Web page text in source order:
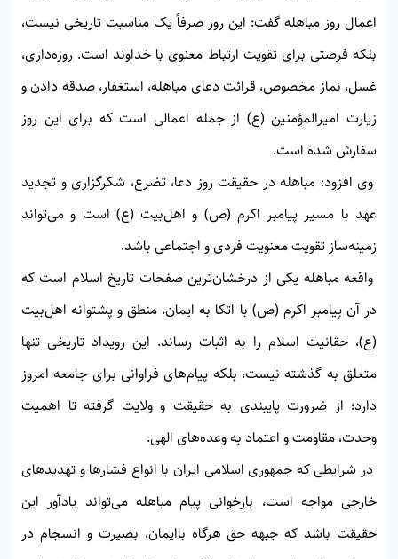
اعمال روز مباهله گفت: این روز صرفاً یک مناسبت تاریخی نیست،
بلکه فرصتی برای تقویت ارتباط معنوی با خداوند است. روزه‌داری،
غسل، نماز مخصوص، قرائت دعای مباهله، استغفار، صدقه دادن و
زیارت امیرالمؤمنین (ع) از جمله اعمالی است که برای این روز
سفارش شده است.
وی افزود: مباهله در حقیقت روز دعا، تضرع، شکرگزاری و تجدید
عهد با مسیر پیامبر اکرم (ص) و اهل‌بیت (ع) است و می‌تواند
زمینه‌ساز تقویت معنویت فردی و اجتماعی باشد.
واقعه مباهله یکی از درخشان‌ترین صفحات تاریخ اسلام است که
در آن پیامبر اکرم (ص) با اتکا به ایمان، منطق و پشتوانه اهل‌بیت
(ع)، حقانیت اسلام را به اثبات رساند. این رویداد تاریخی تنها
متعلق به گذشته نیست، بلکه پیام‌های فراوانی برای جامعه امروز
دارد؛ از ضرورت پایبندی به حقیقت و ولایت گرفته تا اهمیت
وحدت، مقاومت و اعتماد به وعده‌های الهی.
در شرایطی که جمهوری اسلامی ایران با انواع فشارها و تهدیدهای
خارجی مواجه است، بازخوانی پیام مباهله می‌تواند یادآور این
حقیقت باشد که جبهه حق هرگاه باایمان، بصیرت و انسجام در